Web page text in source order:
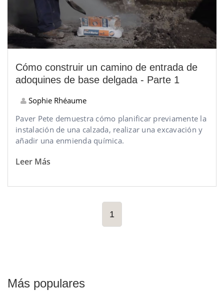
Cómo construir un camino de entrada de
adoquines de base delgada - Parte 1
Sophie Rhéaume
Paver Pete demuestra cómo planificar previamente la
instalación de una calzada, realizar una excavación y
añadir una enmienda química.
Leer Más
1
Más populares